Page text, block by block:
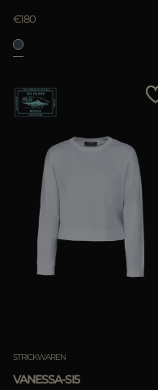
€180
STRICKWAREN
VANESSA-SI5